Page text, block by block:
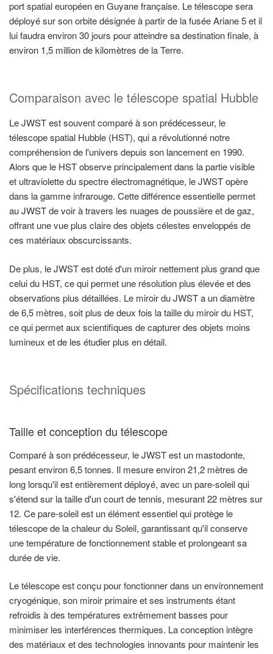
port spatial européen en Guyane française. Le télescope sera
déployé sur son orbite désignée à partir de la fusée Ariane 5 et il
lui faudra environ 30 jours pour atteindre sa destination finale, à
environ 1,5 million de kilomètres de la Terre.
Comparaison avec le télescope spatial Hubble
Le JWST est souvent comparé à son prédécesseur, le
télescope spatial Hubble (HST), qui a révolutionné notre
compréhension de l'univers depuis son lancement en 1990.
Alors que le HST observe principalement dans la partie visible
et ultraviolette du spectre électromagnétique, le JWST opère
dans la gamme infrarouge. Cette différence essentielle permet
au JWST de voir à travers les nuages de poussière et de gaz,
offrant une vue plus claire des objets célestes enveloppés de
ces matériaux obscurcissants.
De plus, le JWST est doté d'un miroir nettement plus grand que
celui du HST, ce qui permet une résolution plus élevée et des
observations plus détaillées. Le miroir du JWST a un diamètre
de 6,5 mètres, soit plus de deux fois la taille du miroir du HST,
ce qui permet aux scientifiques de capturer des objets moins
lumineux et de les étudier plus en détail.
Spécifications techniques
Taille et conception du télescope
Comparé à son prédécesseur, le JWST est un mastodonte,
pesant environ 6,5 tonnes. Il mesure environ 21,2 mètres de
long lorsqu'il est entièrement déployé, avec un pare-soleil qui
s'étend sur la taille d'un court de tennis, mesurant 22 mètres sur
12. Ce pare-soleil est un élément essentiel qui protège le
télescope de la chaleur du Soleil, garantissant qu'il conserve
une température de fonctionnement stable et prolongeant sa
durée de vie.
Le télescope est conçu pour fonctionner dans un environnement
cryogénique, son miroir primaire et ses instruments étant
refroidis à des températures extrêmement basses pour
minimiser les interférences thermiques. La conception intègre
des matériaux et des technologies innovants pour maintenir les